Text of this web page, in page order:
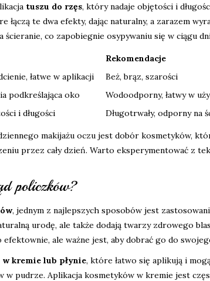
tuszu do rzęs, który nadaje objętości i
łączą te dwa efekty, dając naturalny, a zarazem
ścieranie, co zapobiegnie osypywaniu się w ciągu
Rekomendacje
łatwe w aplikacji
Beż, brąz, szarości
podkreślająca oko
Wodoodporny, łatwy w
i długości Długotrwały, odporny na
makijażu oczu jest dobór kosmetyków,
przez cały dzień. Warto eksperymentować z
policzków?
, jednym z najlepszych sposobów jest
urodę, ale także dodają twarzy zdrowego
ale ważne jest, aby dobrać go do
kremie lub płynie, które łatwo się aplikują i
w pudrze. Aplikacja kosmetyków w kremie jest